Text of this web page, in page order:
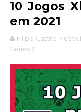
10 Jogos
em 2021
Filipe Castro
Series X